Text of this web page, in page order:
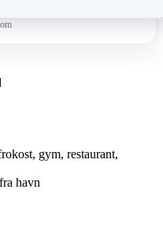
gym, restaurant,
havn